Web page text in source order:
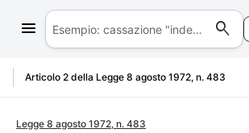
Salta al contenuto
Articolo 2 della Legge 8 agosto 1972, n. 483
Legge 8 agosto 1972, n. 483